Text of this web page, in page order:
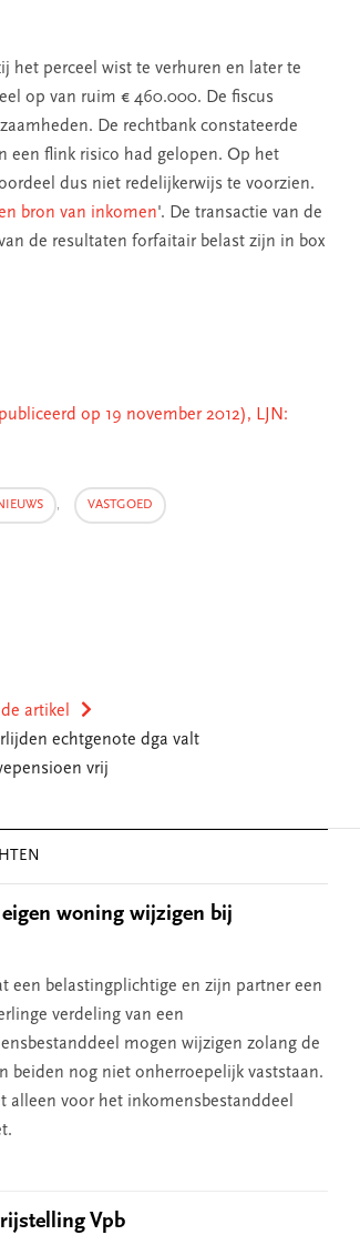
het perceel wist te verhuren en later te
op van ruim € 460.000. De fiscus
De rechtbank constateerde
een flink risico had gelopen. Op het
dus niet redelijkerwijs te voorzien.
bron van inkomen'. De transactie van de
de resultaten forfaitair belast zijn in box
op 19 november 2012), LJN:
, VASTGOED
artikel
echtgenote dga valt
vrij
woning wijzigen bij
een belastingplichtige en zijn partner een
verdeling van een
mogen wijzigen zolang de
beiden nog niet onherroepelijk vaststaan.
alleen voor het inkomensbestanddeel
Vpb